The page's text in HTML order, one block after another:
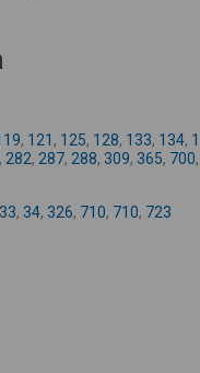
, 121 , 125, 128, 133, 134,
, 282, 287, 288, 309, 365, 700
33, 34, 326, 710, 710, 723